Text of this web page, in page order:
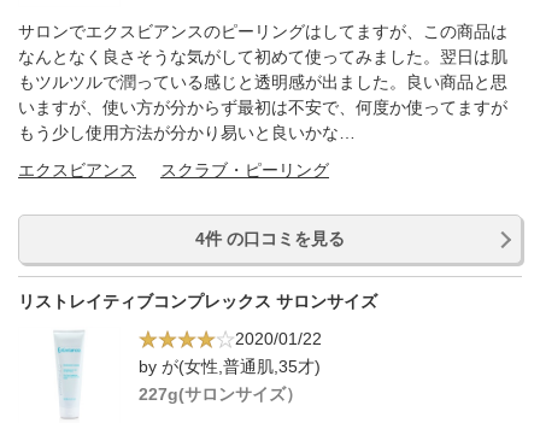
サロンでエクスビアンスのピーリングはしてますが、この商品は
なんとなく良さそうな気がして初めて使ってみました。翌日は肌
もツルツルで潤っている感じと透明感が出ました。良い商品と思
いますが、使い方が分からず最初は不安で、何度か使ってますが
もう少し使用方法が分かり易いと良いかな…
エクスビアンス
スクラブ・ピーリング
4件 の口コミを見る
リストレイティブコンプレックス サロンサイズ
2020/01/22
by が(女性,普通肌,35才)
227g(サロンサイズ）